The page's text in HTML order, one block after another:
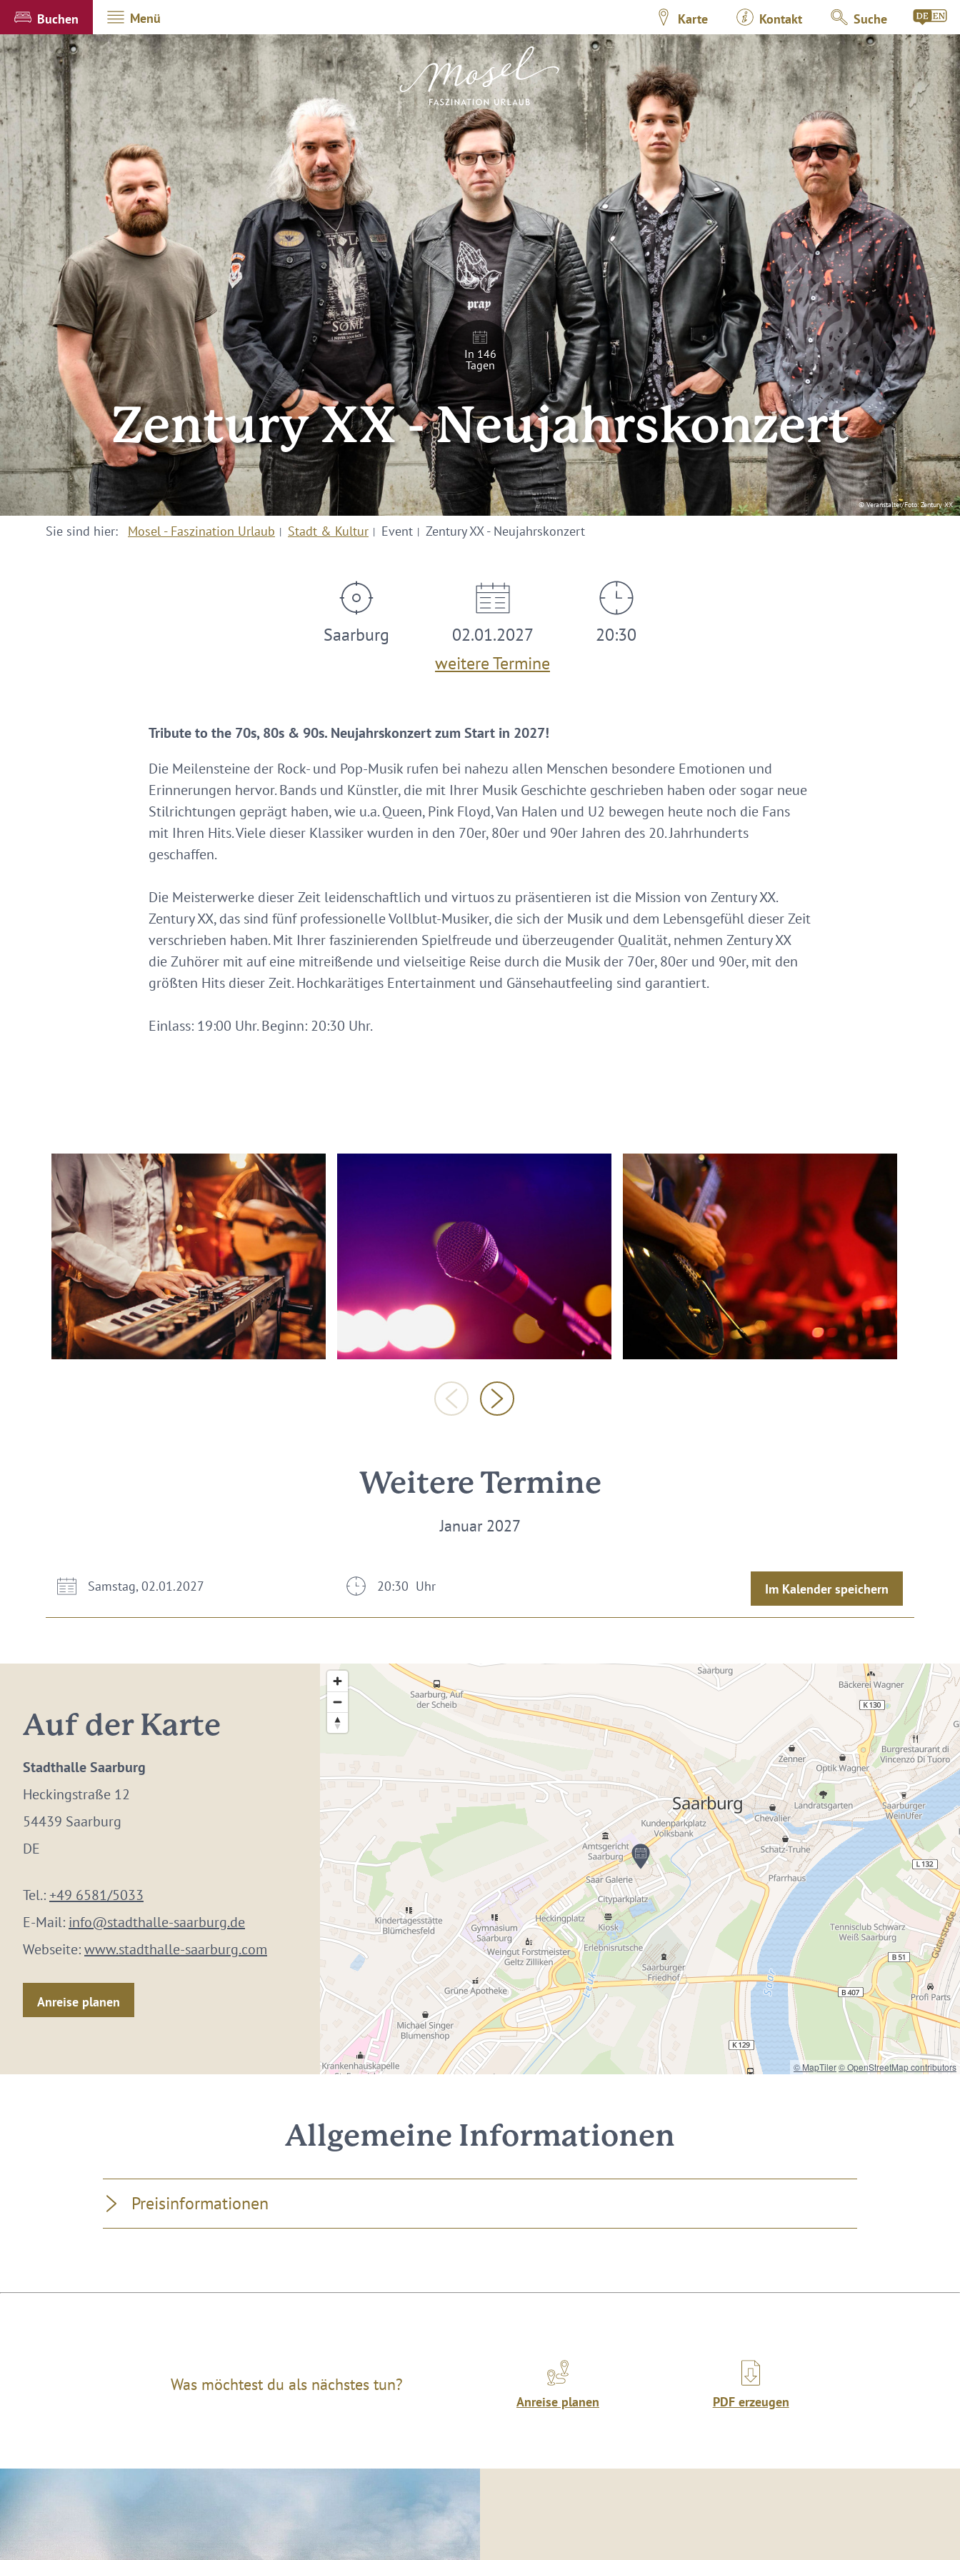
Buchen Menü Karte Kontakt Suche
© Veranstalter/Foto: Zentury XX
In 146
Tagen
Zentury XX - Neujahrskonzert
Sie sind hier: Mosel - Faszination Urlaub Stadt & Kultur Event Zentury XX - Neujahrskonzert
Saarburg
02.01.2027
weitere Termine
20:30
Tribute to the 70s, 80s & 90s. Neujahrskonzert zum Start in 2027!
Die Meilensteine der Rock- und Pop-Musik rufen bei nahezu allen Menschen besondere Emotionen und
Erinnerungen hervor. Bands und Künstler, die mit Ihrer Musik Geschichte geschrieben haben oder sogar neue
Stilrichtungen geprägt haben, wie u.a. Queen, Pink Floyd, Van Halen und U2 bewegen heute noch die Fans
mit Ihren Hits. Viele dieser Klassiker wurden in den 70er, 80er und 90er Jahren des 20. Jahrhunderts
geschaffen.
Die Meisterwerke dieser Zeit leidenschaftlich und virtuos zu präsentieren ist die Mission von Zentury XX.
Zentury XX, das sind fünf professionelle Vollblut-Musiker, die sich der Musik und dem Lebensgefühl dieser Zeit
verschrieben haben. Mit Ihrer faszinierenden Spielfreude und überzeugender Qualität, nehmen Zentury XX
die Zuhörer mit auf eine mitreißende und vielseitige Reise durch die Musik der 70er, 80er und 90er, mit den
größten Hits dieser Zeit. Hochkarätiges Entertainment und Gänsehautfeeling sind garantiert.
Einlass: 19:00 Uhr. Beginn: 20:30 Uhr.
Weitere Termine
Januar 2027
Samstag, 02.01.2027 20:30 Uhr Im Kalender speichern
Auf der Karte
Stadthalle Saarburg
Heckingstraße 12
54439 Saarburg
DE
Tel.:+49 6581/5033
E-Mail: info@stadthalle-saarburg.de
Webseite:www.stadthalle-saarburg.com
Anreise planen
© MapTiler© OpenStreetMap contributors
Allgemeine Informationen
Preisinformationen
Was möchtest du als nächstes tun?
Anreise planen PDF erzeugen